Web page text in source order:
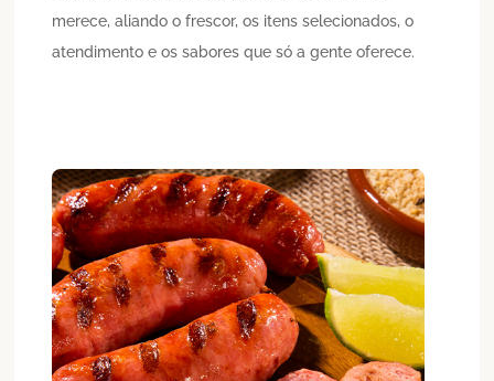
merece, aliando o frescor, os itens selecionados, o
atendimento e os sabores que só a gente oferece.